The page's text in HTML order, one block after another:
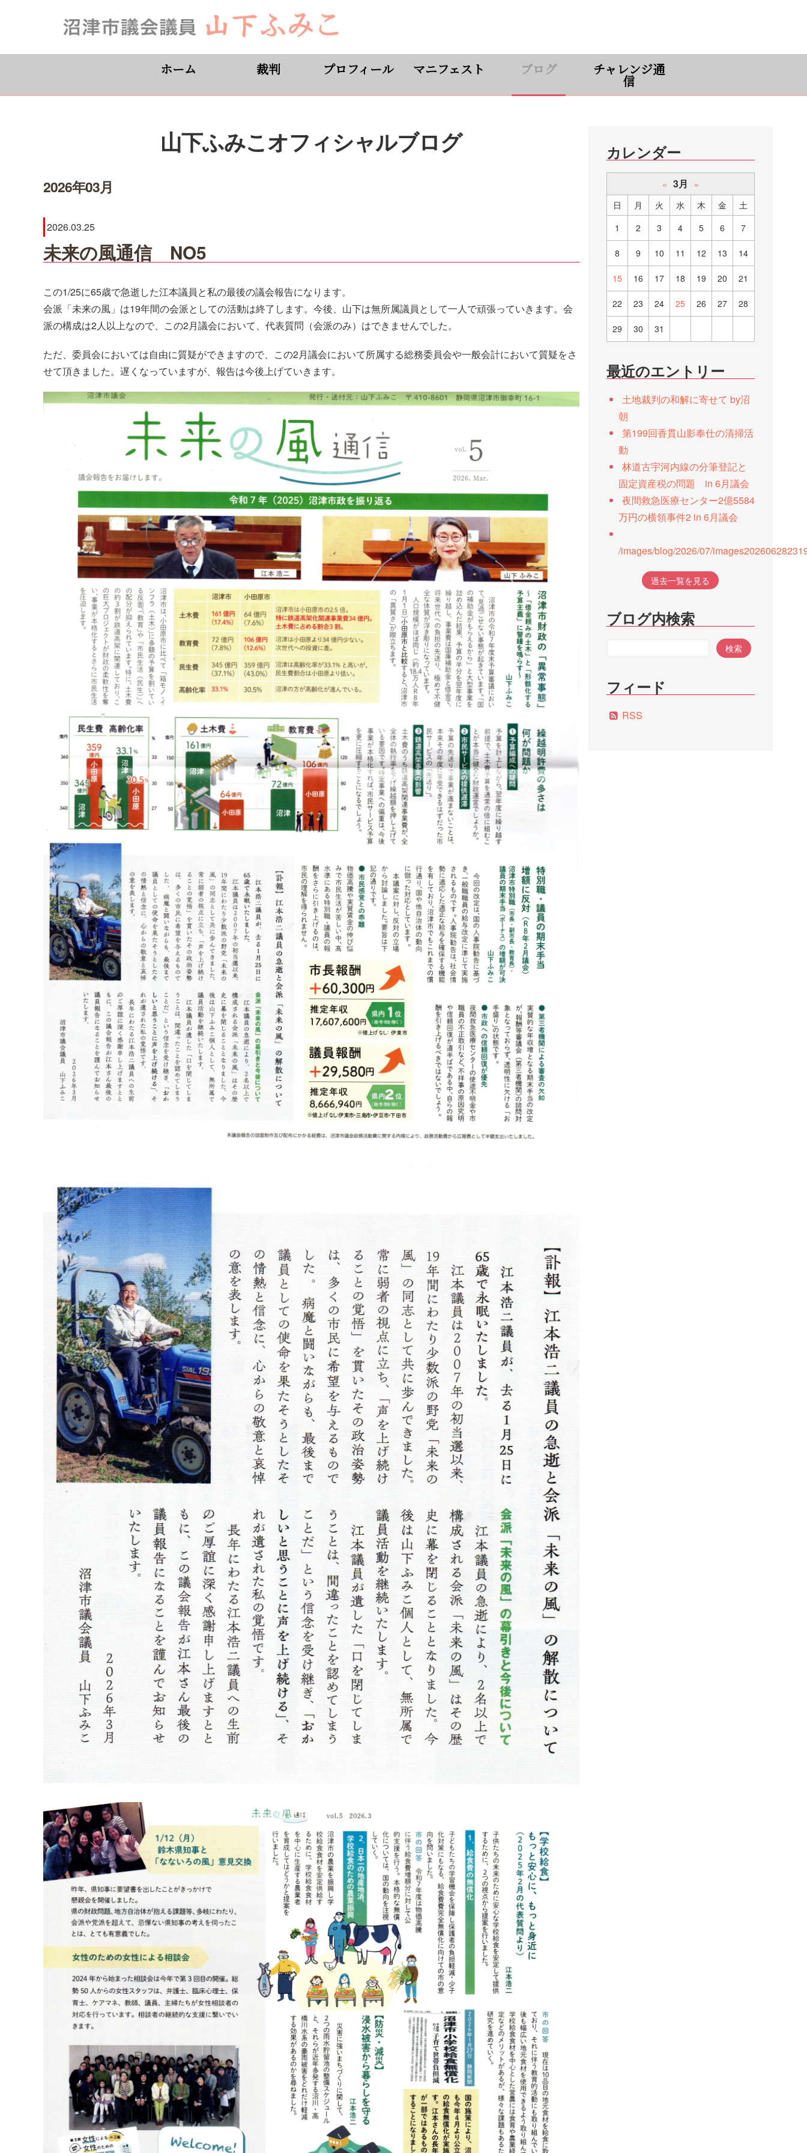
ホーム 裁判 プロフィール マニフェスト ブログ チャレンジ通
信
山下ふみこオフィシャルブログ
2026年03月
2026.03.25
未来の風通信 NO5
この1/25に65歳で急逝した江本議員と私の最後の議会報告になります。
会派「未来の風」は19年間の会派としての活動は終了します。今後、山下は無所属議員として一人で頑張っていきます。会
派の構成は2人以上なので、この2月議会において、代表質問（会派のみ）はできませんでした。
ただ、委員会においては自由に質疑ができますので、この2月議会において所属する総務委員会や一般会計において質疑をさ
せて頂きました。遅くなっていますが、報告は今後上げていきます。
カレンダー
« 3月
»
日
月 火 水 木 金
土
1
2 3 4 5 6 7
8 9 10 11 12 13 14
15 16 17 18 19 20 21
22 23 24 25 26 27 28
29 30 31
最近のエントリー
土地裁判の和解に寄せて by沼
朝
第199回香貫山影奉仕の清掃活
動
林道古宇河内線の分筆登記と
固定資産税の問題 in 6月議会
夜間救急医療センター2億5584
万円の横領事件2 in 6月議会
/images/blog/2026/07/
過去一覧を見る
ブログ内検索
フィード
RSS